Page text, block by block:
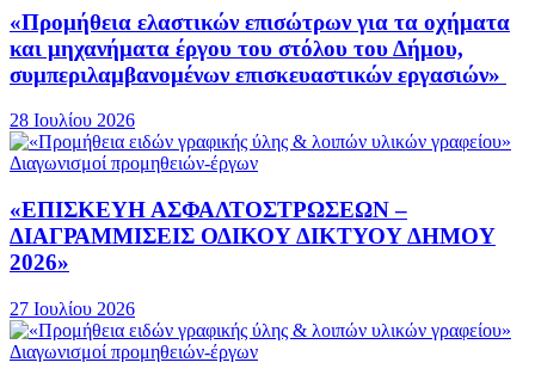
«Προμήθεια ελαστικών επισώτρων για τα οχήματα
και μηχανήματα έργου του στόλου του Δήμου,
συμπεριλαμβανομένων επισκευαστικών εργασιών»
28 Ιουλίου 2026
Διαγωνισμοί προμηθειών-έργων
«ΕΠΙΣΚΕΥΗ ΑΣΦΑΛΤΟΣΤΡΩΣΕΩΝ –
ΔΙΑΓΡΑΜΜΙΣΕΙΣ ΟΔΙΚΟΥ ΔΙΚΤΥΟΥ ΔΗΜΟΥ
2026»
27 Ιουλίου 2026
Διαγωνισμοί προμηθειών-έργων